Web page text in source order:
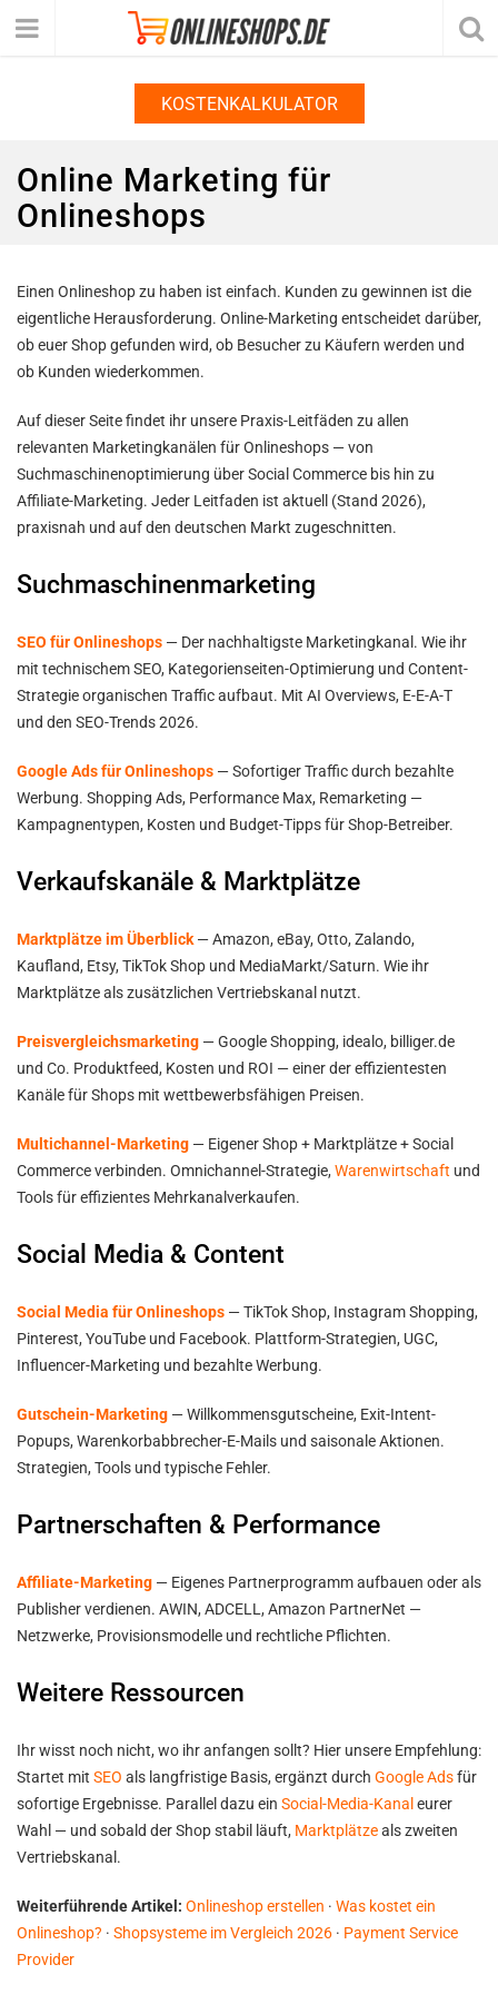
KOSTENKALKULATOR
Online Marketing für
Onlineshops
Einen Onlineshop zu haben ist einfach. Kunden zu gewinnen ist die
eigentliche Herausforderung. Online-Marketing entscheidet darüber,
ob euer Shop gefunden wird, ob Besucher zu Käufern werden und
ob Kunden wiederkommen.
Auf dieser Seite findet ihr unsere Praxis-Leitfäden zu allen
relevanten Marketingkanälen für Onlineshops — von
Suchmaschinenoptimierung über Social Commerce bis hin zu
Affiliate-Marketing. Jeder Leitfaden ist aktuell (Stand 2026),
praxisnah und auf den deutschen Markt zugeschnitten.
Suchmaschinenmarketing
SEO für Onlineshops — Der nachhaltigste Marketingkanal. Wie ihr
mit technischem SEO, Kategorienseiten-Optimierung und Content-
Strategie organischen Traffic aufbaut. Mit AI Overviews, E-E-A-T
und den SEO-Trends 2026.
Google Ads für Onlineshops — Sofortiger Traffic durch bezahlte
Werbung. Shopping Ads, Performance Max, Remarketing —
Kampagnentypen, Kosten und Budget-Tipps für Shop-Betreiber.
Verkaufskanäle & Marktplätze
Marktplätze im Überblick — Amazon, eBay, Otto, Zalando,
Kaufland, Etsy, TikTok Shop und MediaMarkt/Saturn. Wie ihr
Marktplätze als zusätzlichen Vertriebskanal nutzt.
Preisvergleichsmarketing — Google Shopping, idealo, billiger.de
und Co. Produktfeed, Kosten und ROI — einer der effizientesten
Kanäle für Shops mit wettbewerbsfähigen Preisen.
Multichannel-Marketing — Eigener Shop + Marktplätze + Social
Commerce verbinden. Omnichannel-Strategie, Warenwirtschaft und
Tools für effizientes Mehrkanalverkaufen.
Social Media & Content
Social Media für Onlineshops — TikTok Shop, Instagram Shopping,
Pinterest, YouTube und Facebook. Plattform-Strategien, UGC,
Influencer-Marketing und bezahlte Werbung.
Gutschein-Marketing — Willkommensgutscheine, Exit-Intent-
Popups, Warenkorbabbrecher-E-Mails und saisonale Aktionen.
Strategien, Tools und typische Fehler.
Partnerschaften & Performance
Affiliate-Marketing — Eigenes Partnerprogramm aufbauen oder als
Publisher verdienen. AWIN, ADCELL, Amazon PartnerNet —
Netzwerke, Provisionsmodelle und rechtliche Pflichten.
Weitere Ressourcen
Ihr wisst noch nicht, wo ihr anfangen sollt? Hier unsere Empfehlung:
Startet mit SEO als langfristige Basis, ergänzt durch Google Adsfür
sofortige Ergebnisse. Parallel dazu ein Social-Media-Kanal eurer
Wahl — und sobald der Shop stabil läuft, Marktplätzeals zweiten
Vertriebskanal.
Weiterführende Artikel: Onlineshop erstellen · Was kostet ein
Onlineshop? · Shopsysteme im Vergleich 2026 · Payment Service
Provider